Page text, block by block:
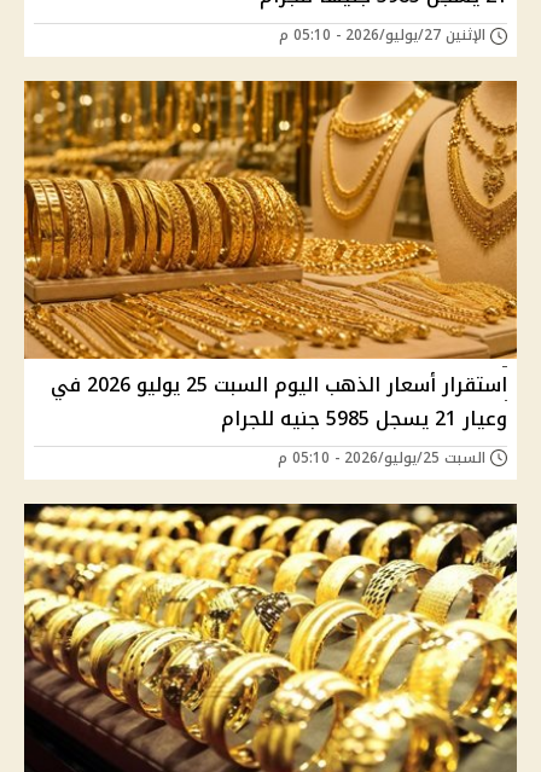
الإثنين 27/يوليو/2026 - 05:10 م
استقرار أسعار الذهب اليوم السبت 25 يوليو 2026 في
وعيار 21 يسجل 5985 جنيه للجرام
السبت 25/يوليو/2026 - 05:10 م